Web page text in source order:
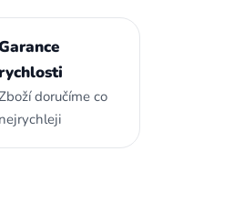
doručíme co
nejrychleji